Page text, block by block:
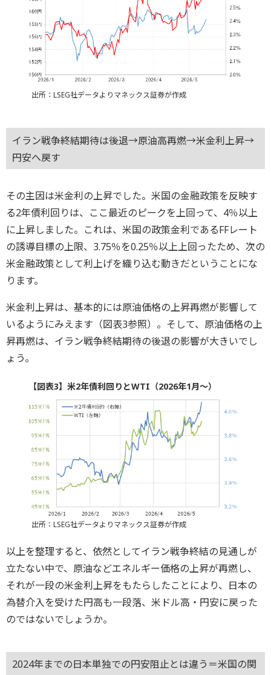
出所：LSEG社データよりマネックス証券が作成
イラン戦争終結期待は後退→原油高再燃→米金利上昇→
円安へ戻す
その主因は米金利の上昇でした。米国の金融政策を反映す
る2年債利回りは、ここ最近のピークを上回って、4％以上
に上昇しました。これは、米国の政策金利であるFFレート
の誘導目標の上限、3.75％を0.25％以上上回ったため、次の
米金融政策として利上げを織り込む動きだということにな
ります。
米金利上昇は、基本的には原油価格の上昇再燃が影響して
いるようにみえます（図表3参照）。そして、原油価格の上
昇再燃は、イラン戦争終結期待の後退の影響が大きいでし
ょう。
【図表3】米2年債利回りとWTI（2026年1月～）
出所：LSEG社データよりマネックス証券が作成
以上を整理すると、依然としてイラン戦争終結の見通しが
立たない中で、原油などエネルギー価格の上昇が再燃し、
それが一段の米金利上昇をもたらしたことにより、日本の
為替介入を受けた円高も一段落、米ドル高・円安に戻った
のではないでしょうか。
2024年までの日本単独での円安阻止とは違う＝米国の関